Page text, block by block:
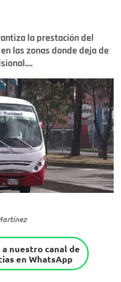
la prestación del
las zonas donde deja de
nuestro canal de
en WhatsApp